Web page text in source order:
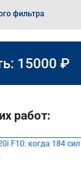
фильтра
15000 ₽
работ: